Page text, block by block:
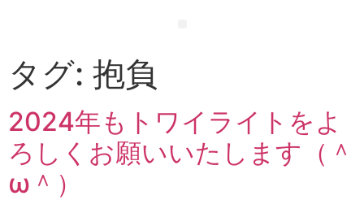
タグ: 抱負
2024年もトワイライトをよ
ろしくお願いいたします（＾
ω＾）